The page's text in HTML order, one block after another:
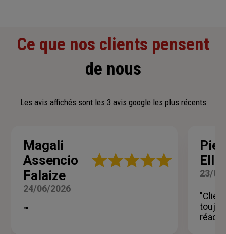
Ce que nos clients pensent
de nous
Les avis affichés sont les 3 avis google les plus récents
Magali
Assencio
Falaize
Note
24/06/2026
""
23/